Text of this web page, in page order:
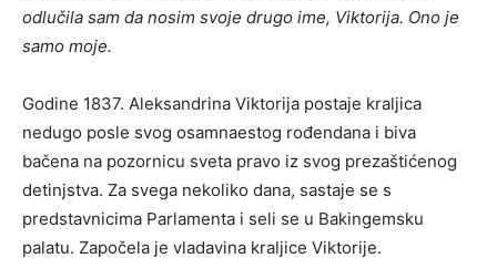
odlučila sam da nosim svoje drugo ime, Viktorija. Ono je
samo moje.
Godine 1837. Aleksandrina Viktorija postaje kraljica
nedugo posle svog osamnaestog rođendana i biva
bačena na pozornicu sveta pravo iz svog prezaštićenog
detinjstva. Za svega nekoliko dana, sastaje se s
predstavnicima Parlamenta i seli se u Bakingemsku
palatu. Započela je vladavina kraljice Viktorije.